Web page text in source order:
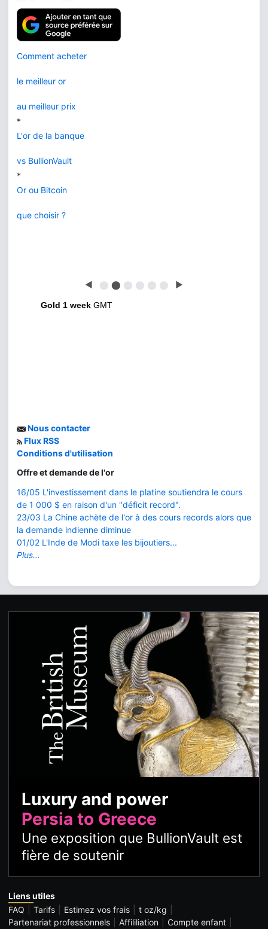
Comment acheter
le meilleur or
au meilleur prix
*
L'or de la banque
vs BullionVault
*
Or ou Bitcoin
que choisir ?
◀ ⬤ ⬤ ⬤ ⬤ ⬤ ⬤ ▶
Gold 1 week GMT
Nous contacter
Flux RSS
Conditions d'utilisation
Offre et demande de l'or
16/05 L'investissement dans le platine soutiendra le cours
de 1 000 $ en raison d'un "déficit record".
23/03 La Chine achète de l'or à des cours records alors que
la demande indienne diminue
01/02 L'Inde de Modi taxe les bijoutiers...
Plus...
Luxury and power
Persia to Greece
Une exposition que BullionVault est
fière de soutenir
Liens utiles
FAQ
Tarifs Estimez vos frais
t oz/kg
Partenariat professionnels
Affililiation
Compte enfant